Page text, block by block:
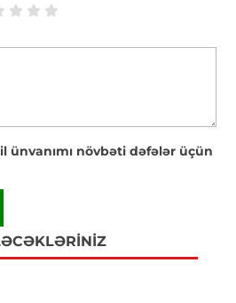
ünvanımı növbəti dəfələr üçün